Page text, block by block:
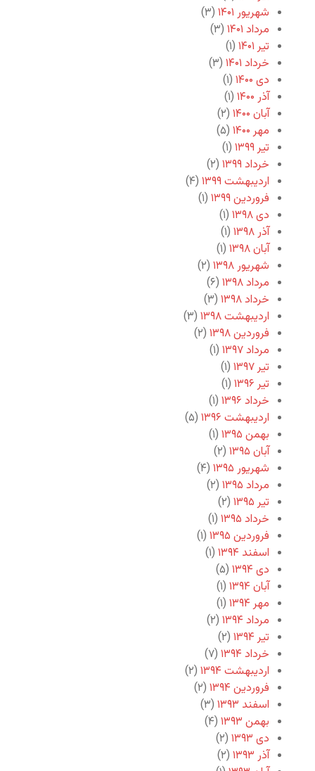
شهریور ۱۴۰۱
(۳)
مرداد ۱۴۰۱
(۳)
تیر ۱۴۰۱
(۱)
خرداد ۱۴۰۱
(۳)
دی ۱۴۰۰
(۱)
آذر ۱۴۰۰
(۱)
آبان ۱۴۰۰
(۲)
مهر ۱۴۰۰
(۵)
تیر ۱۳۹۹
(۱)
خرداد ۱۳۹۹
(۲)
اردیبهشت ۱۳۹۹
(۴)
فروردین ۱۳۹۹
(۱)
دی ۱۳۹۸
(۱)
آذر ۱۳۹۸
(۱)
آبان ۱۳۹۸
(۱)
شهریور ۱۳۹۸
(۲)
مرداد ۱۳۹۸
(۶)
خرداد ۱۳۹۸
(۳)
اردیبهشت ۱۳۹۸
(۳)
فروردین ۱۳۹۸
(۲)
مرداد ۱۳۹۷
(۱)
تیر ۱۳۹۷
(۱)
تیر ۱۳۹۶
(۱)
خرداد ۱۳۹۶
(۱)
اردیبهشت ۱۳۹۶
(۵)
بهمن ۱۳۹۵
(۱)
آبان ۱۳۹۵
(۲)
شهریور ۱۳۹۵
(۴)
مرداد ۱۳۹۵
(۲)
تیر ۱۳۹۵
(۲)
خرداد ۱۳۹۵
(۱)
فروردین ۱۳۹۵
(۱)
اسفند ۱۳۹۴
(۱)
دی ۱۳۹۴
(۵)
آبان ۱۳۹۴
(۱)
مهر ۱۳۹۴
(۱)
مرداد ۱۳۹۴
(۲)
تیر ۱۳۹۴
(۲)
خرداد ۱۳۹۴
(۷)
اردیبهشت ۱۳۹۴
(۲)
فروردین ۱۳۹۴
(۲)
اسفند ۱۳۹۳
(۳)
بهمن ۱۳۹۳
(۴)
دی ۱۳۹۳
(۲)
آذر ۱۳۹۳
(۲)